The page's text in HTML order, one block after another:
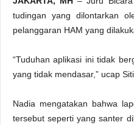
tudingan yang dilontarkan
pelanggaran HAM yang
“Tuduhan aplikasi ini tidak
yang tidak mendasar,” ucap
Nadia mengatakan bahwa
tersebut seperti yang santer